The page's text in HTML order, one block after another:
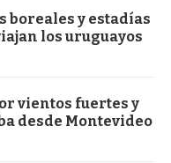
boreales y estadías
los uruguayos
vientos fuertes y
desde Montevideo